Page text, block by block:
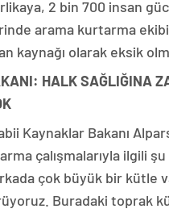
2 bin 700 insan
arama kurtarma
kaynağı olarak eksik
HALK SAĞLIĞINA
Kaynaklar Bakanı
çalışmalarıyla ilgili
çok büyük bir kütle
Buradaki toprak